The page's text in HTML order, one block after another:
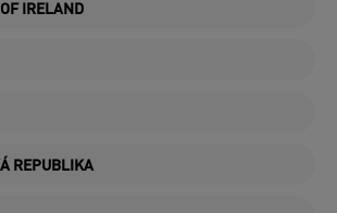
IRELAND
REPUBLIKA